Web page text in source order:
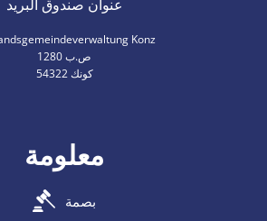
عنوان صندوق البريد
Konz
ص.ب 1280
54322 كونك
معلومة
بصمة